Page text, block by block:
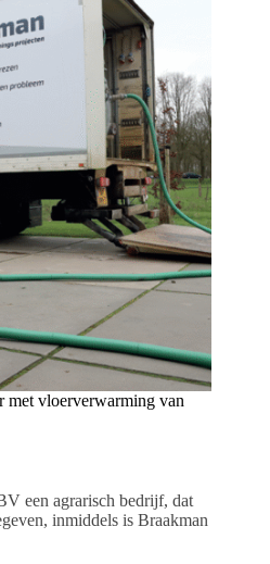
met vloerverwarming van
een agrarisch bedrijf, dat
inmiddels is Braakman